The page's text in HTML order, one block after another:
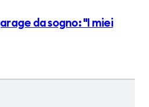
da sogno: "I miei